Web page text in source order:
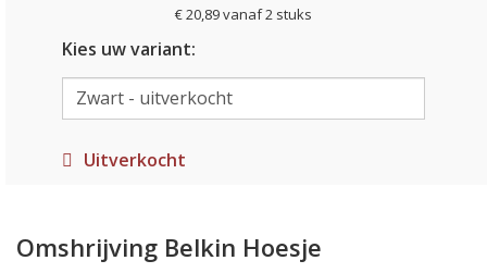
€ 20,89 vanaf 2 stuks
Kies uw variant:
Uitverkocht
Omshrijving Belkin Hoesje